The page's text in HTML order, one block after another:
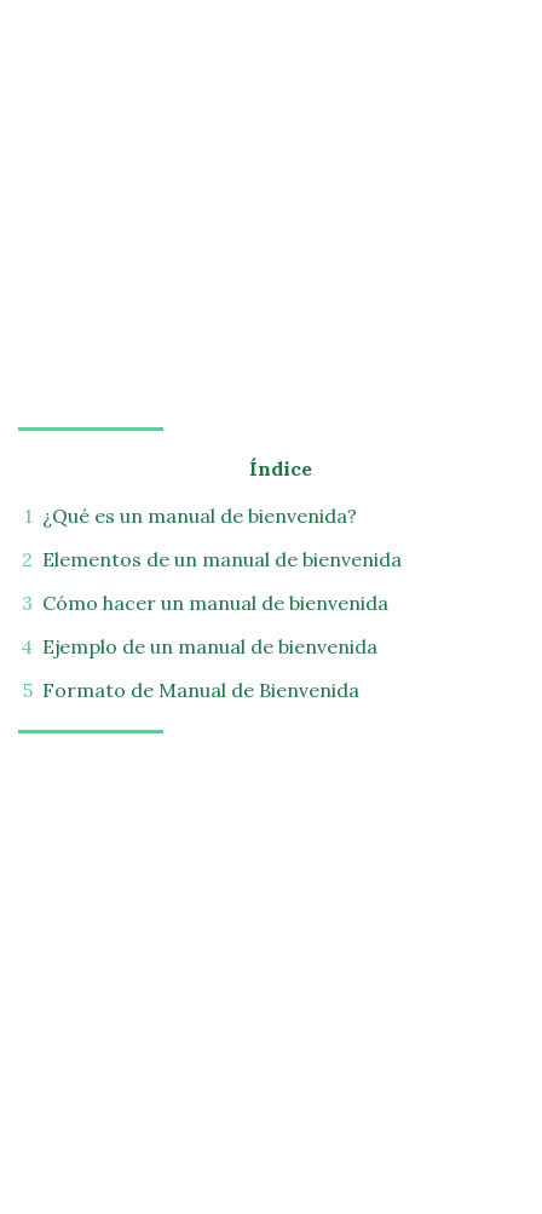
Índice
¿Qué es un manual de bienvenida?
Elementos de un manual de bienvenida
Cómo hacer un manual de bienvenida
Ejemplo de un manual de bienvenida
Formato de Manual de Bienvenida